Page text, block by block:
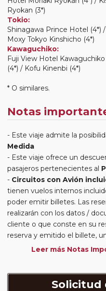
Ryokan (3*)
Tokio:
Shinagawa Prince Hotel (4*)
Moxy Tokyo Kinshicho (4*)
Kawaguchiko:
Fuji View Hotel
(4*) / Kofu Kinenbi (4*)
* O similares.
Notas
Este viaje admite la
Medida
Este viaje ofrece un
pasajeros pertenecientes al
Circuitos con Avión
tienen vuelos internos
poder emitir billetes. Las
realizarán con los datos /
cliente o que conste en su
reserva y emitido el billete,
o un nombre incompleto,
generados de cancelación y
Leer más Notas
Solicitud